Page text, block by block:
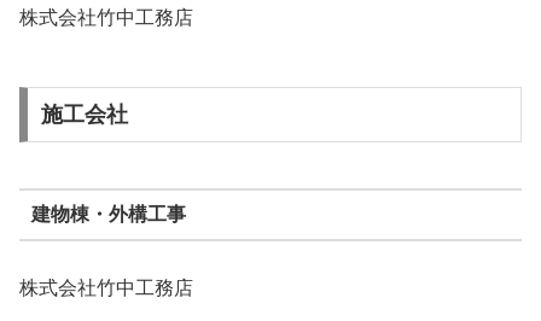
株式会社竹中工務店
施工会社
建物棟・外構工事
株式会社竹中工務店